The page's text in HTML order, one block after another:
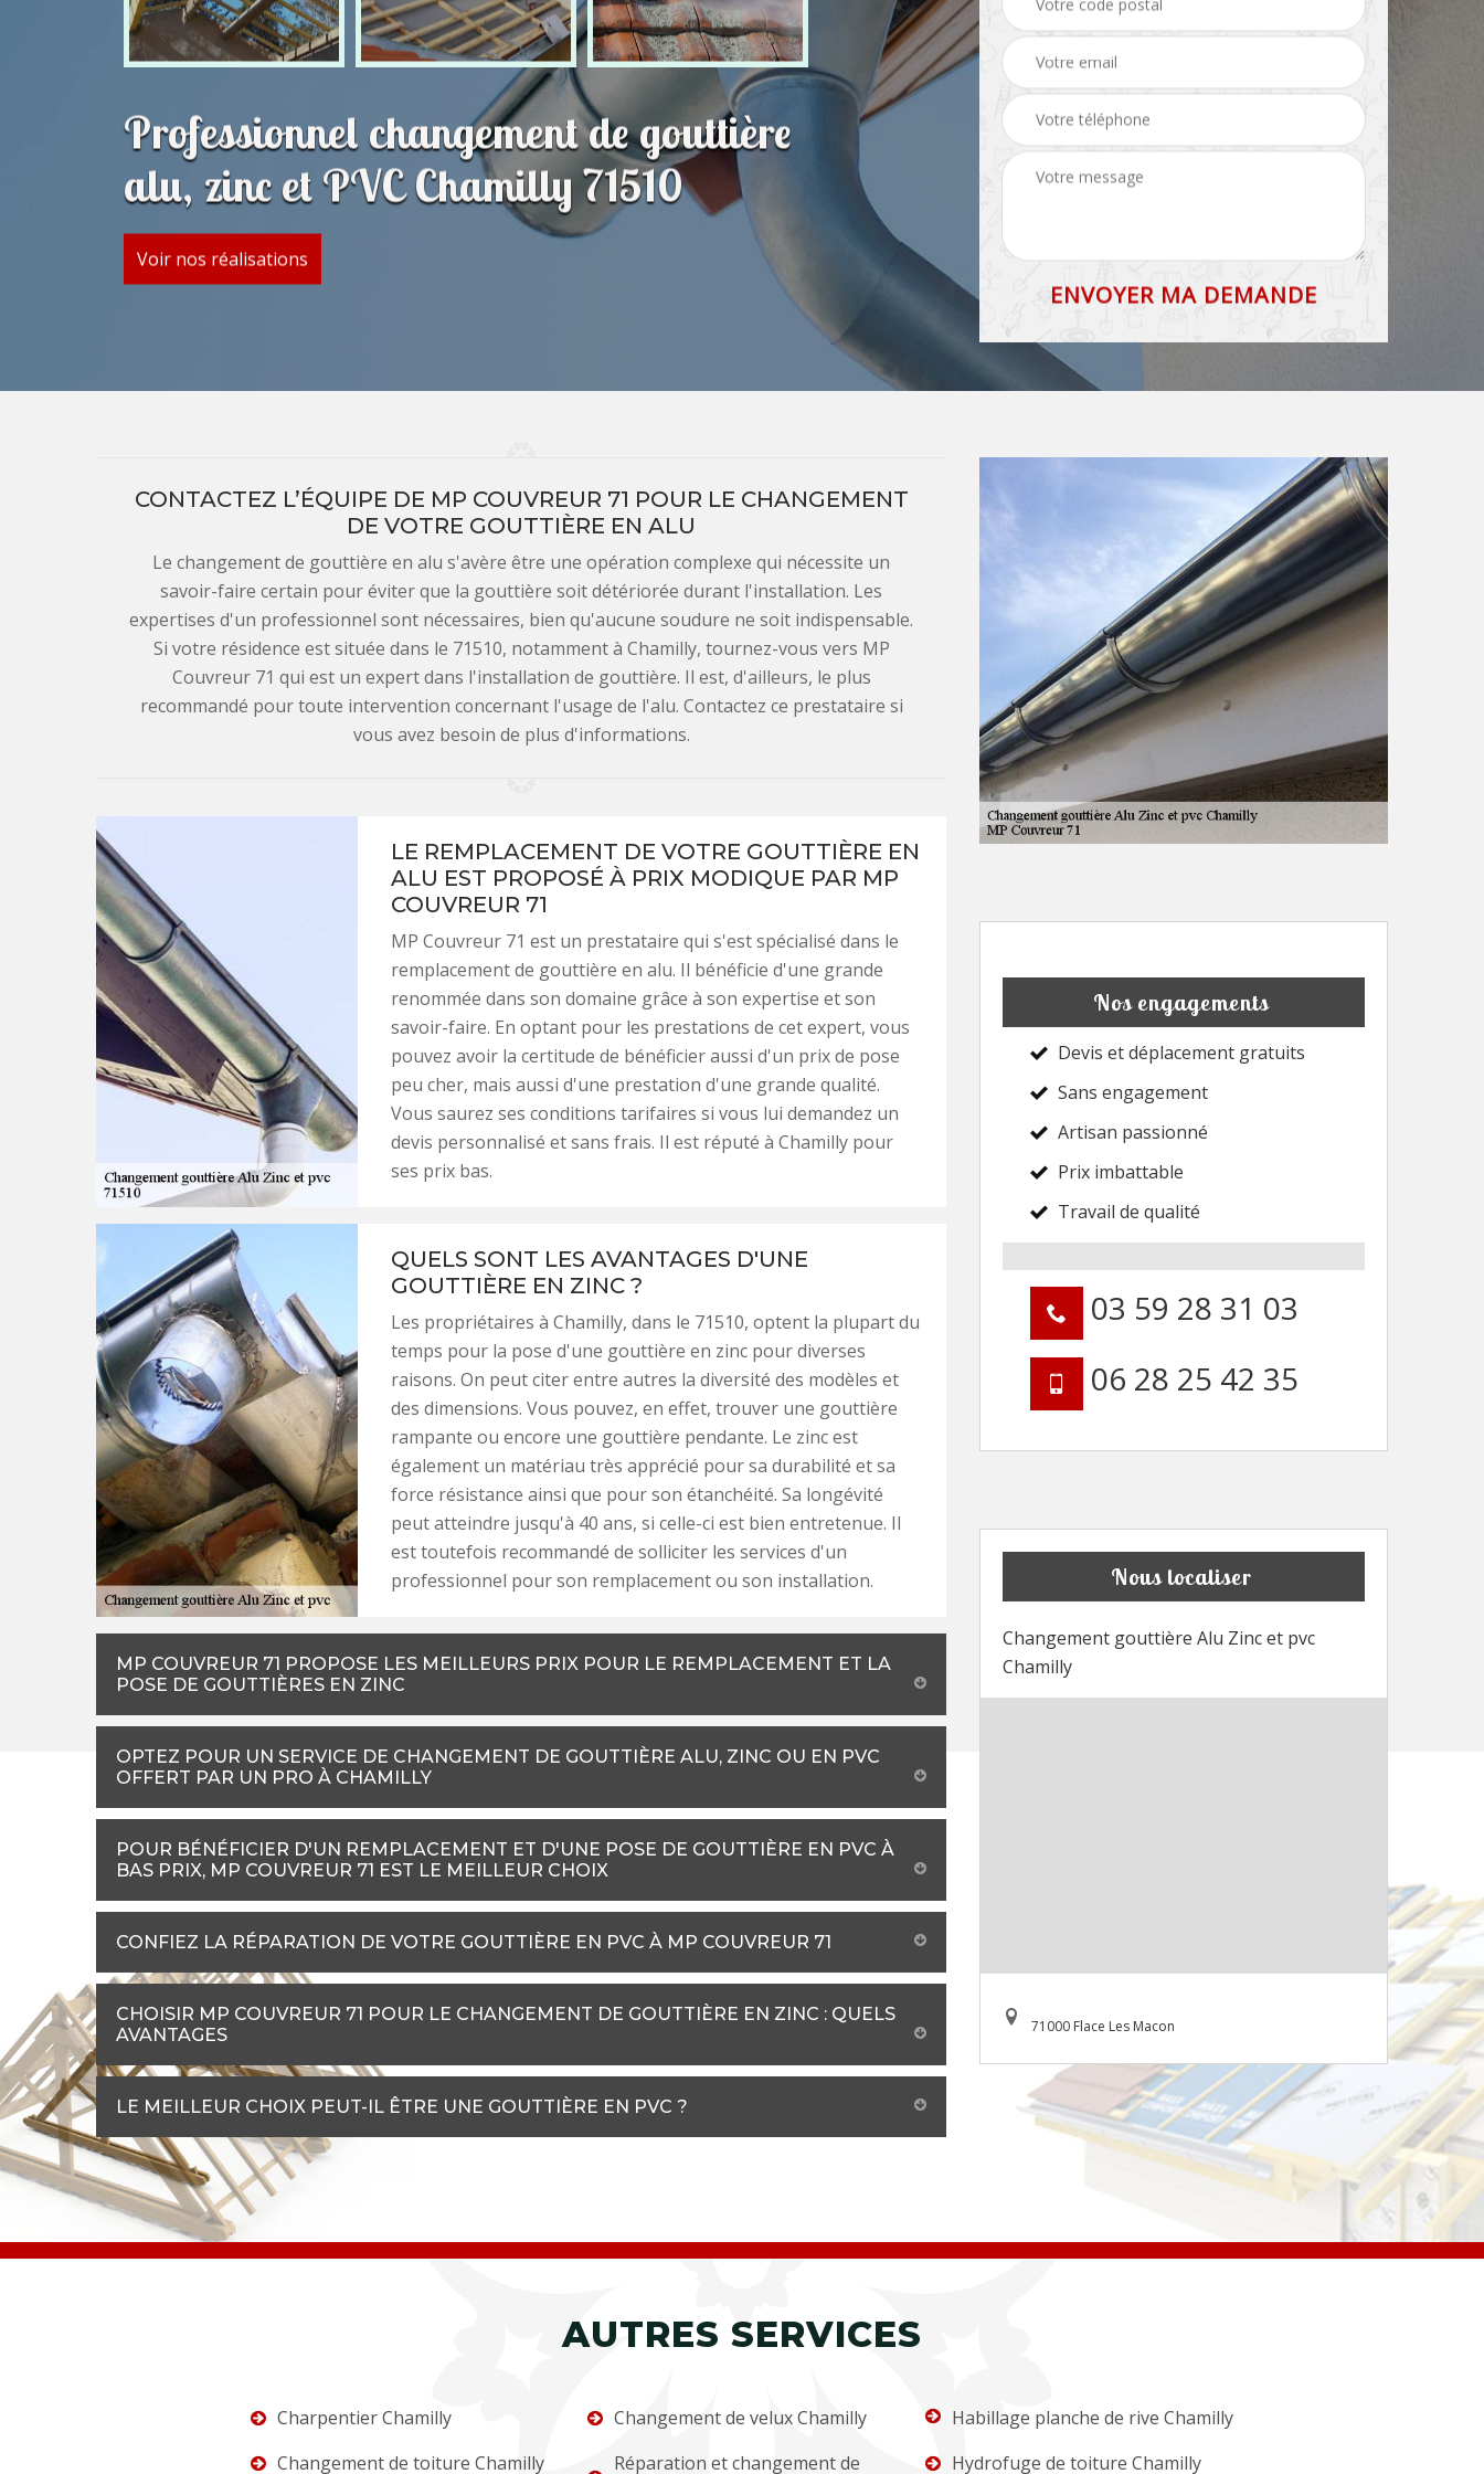
Professionnel changement de gouttière
alu, zinc et PVC Chamilly 71510
Voir nos réalisations
CONTACTEZ L’ÉQUIPE DE MP COUVREUR 71 POUR LE CHANGEMENT
DE VOTRE GOUTTIÈRE EN ALU
Le changement de gouttière en alu s'avère être une opération complexe qui nécessite un
savoir-faire certain pour éviter que la gouttière soit détériorée durant l'installation. Les
expertises d'un professionnel sont nécessaires, bien qu'aucune soudure ne soit indispensable.
Si votre résidence est située dans le 71510, notamment à Chamilly, tournez-vous vers MP
Couvreur 71 qui est un expert dans l'installation de gouttière. Il est, d'ailleurs, le plus
recommandé pour toute intervention concernant l'usage de l'alu. Contactez ce prestataire si
vous avez besoin de plus d'informations.
LE REMPLACEMENT DE VOTRE GOUTTIÈRE EN
ALU EST PROPOSÉ À PRIX MODIQUE PAR MP
COUVREUR 71
MP Couvreur 71 est un prestataire qui s'est spécialisé dans le
remplacement de gouttière en alu. Il bénéficie d'une grande
renommée dans son domaine grâce à son expertise et son
savoir-faire. En optant pour les prestations de cet expert, vous
pouvez avoir la certitude de bénéficier aussi d'un prix de pose
peu cher, mais aussi d'une prestation d'une grande qualité.
Vous saurez ses conditions tarifaires si vous lui demandez un
devis personnalisé et sans frais. Il est réputé à Chamilly pour
ses prix bas.
QUELS SONT LES AVANTAGES D'UNE
GOUTTIÈRE EN ZINC ?
Les propriétaires à Chamilly, dans le 71510, optent la plupart du
temps pour la pose d'une gouttière en zinc pour diverses
raisons. On peut citer entre autres la diversité des modèles et
des dimensions. Vous pouvez, en effet, trouver une gouttière
rampante ou encore une gouttière pendante. Le zinc est
également un matériau très apprécié pour sa durabilité et sa
force résistance ainsi que pour son étanchéité. Sa longévité
peut atteindre jusqu'à 40 ans, si celle-ci est bien entretenue. Il
est toutefois recommandé de solliciter les services d'un
professionnel pour son remplacement ou son installation.
MP COUVREUR 71 PROPOSE LES MEILLEURS PRIX POUR LE REMPLACEMENT ET LA
POSE DE GOUTTIÈRES EN ZINC
OPTEZ POUR UN SERVICE DE CHANGEMENT DE GOUTTIÈRE ALU, ZINC OU EN PVC
OFFERT PAR UN PRO À CHAMILLY
POUR BÉNÉFICIER D'UN REMPLACEMENT ET D'UNE POSE DE GOUTTIÈRE EN PVC À
BAS PRIX, MP COUVREUR 71 EST LE MEILLEUR CHOIX
CONFIEZ LA RÉPARATION DE VOTRE GOUTTIÈRE EN PVC À MP COUVREUR 71
CHOISIR MP COUVREUR 71 POUR LE CHANGEMENT DE GOUTTIÈRE EN ZINC : QUELS
AVANTAGES
LE MEILLEUR CHOIX PEUT-IL ÊTRE UNE GOUTTIÈRE EN PVC ?
Nos engagements
Devis et déplacement gratuits
Sans engagement
Artisan passionné
Prix imbattable
Travail de qualité
03 59 28 31 03
06 28 25 42 35
Nous localiser
Changement gouttière Alu Zinc et pvc
Chamilly
71000 Flace Les Macon
AUTRES SERVICES
Charpentier Chamilly
Changement de toiture Chamilly
Changement de velux Chamilly
Réparation et changement de
Habillage planche de rive Chamilly
Hydrofuge de toiture Chamilly